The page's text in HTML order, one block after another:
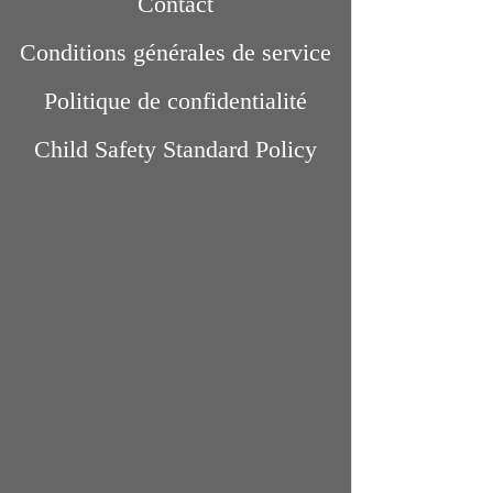
Conditions générales de service
Politique de confidentialité
Child Safety Standard Policy